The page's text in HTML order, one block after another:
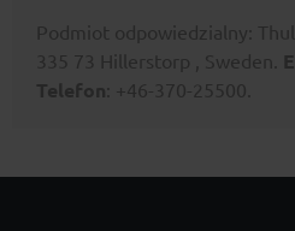
Podmiot odpowiedzialny:
335 73 Hillerstorp , Sweden.
Telefon : +46-370-25500.